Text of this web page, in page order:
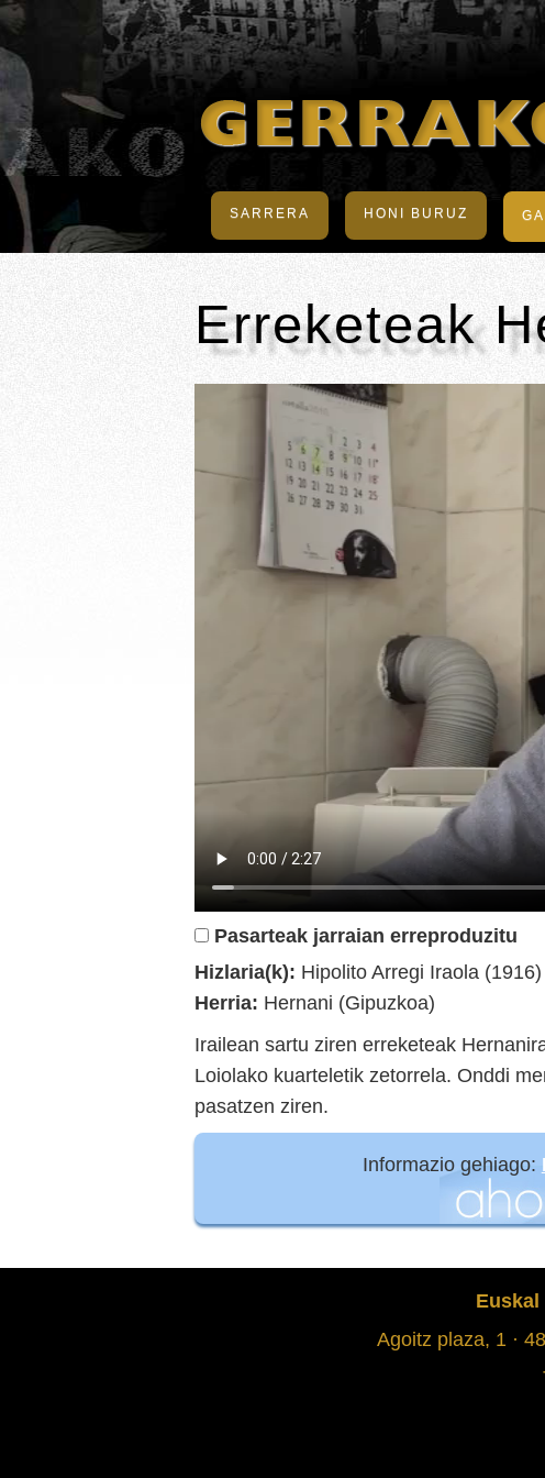
SARRERA HONI BURUZ
Erreketeak
Pasarteak jarraian erreproduzitu
Hizlaria(k): Hipolito Arregi Iraola (1916)
Herria: Hernani (Gipuzkoa)
Irailean sartu ziren erreketeak
Loiolako kuarteletik zetorrela. Onddi
pasatzen ziren.
Informazio gehiago:
Agoitz plaza, 1 ·